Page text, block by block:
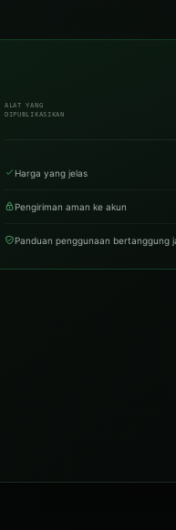
ALAT YANG
DIPUBLIKASIKAN
Harga yang jelas
Pengiriman aman ke akun
Panduan penggunaan bertanggung